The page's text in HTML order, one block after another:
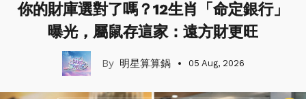
你的財庫選對了嗎？12生肖「命定銀行」
曝光，屬鼠存這家：遠方財更旺
明星算算鍋 05 Aug, 2026